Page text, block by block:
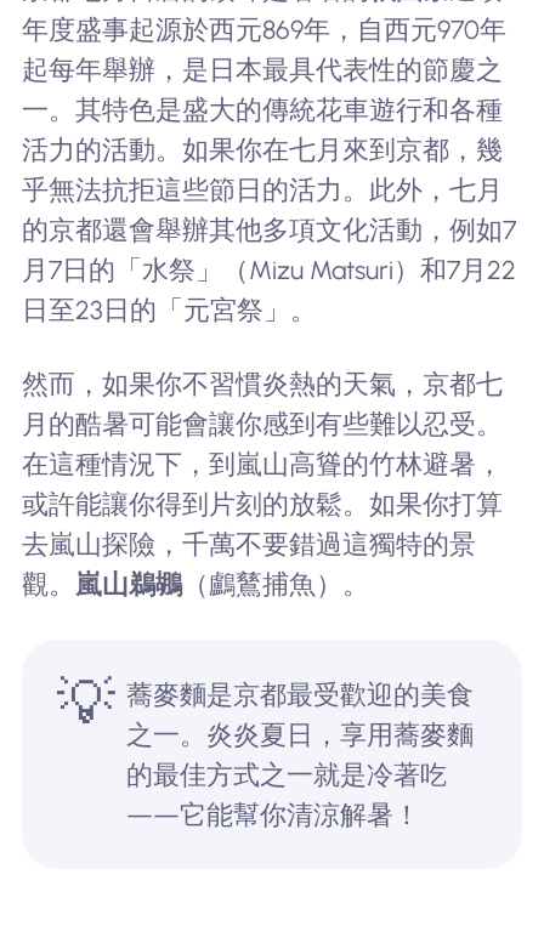
年度盛事起源於西元869年，自西元970年
起每年舉辦，是日本最具代表性的節慶之
一。其特色是盛大的傳統花車遊行和各種
活力的活動。如果你在七月來到京都，幾
乎無法抗拒這些節日的活力。此外，七月
的京都還會舉辦其他多項文化活動，例如7
月7日的「水祭」（Mizu Matsuri）和7月22
日至23日的「元宮祭」。
然而，如果你不習慣炎熱的天氣，京都七
月的酷暑可能會讓你感到有些難以忍受。
在這種情況下，到嵐山高聳的竹林避暑，
或許能讓你得到片刻的放鬆。如果你打算
去嵐山探險，千萬不要錯過這獨特的景
觀。 嵐山鵜鶘（鸕鶿捕魚）。
💡 蕎麥麵是京都最受歡迎的美食
之一。炎炎夏日，享用蕎麥麵
的最佳方式之一就是冷著吃
——它能幫你清涼解暑！